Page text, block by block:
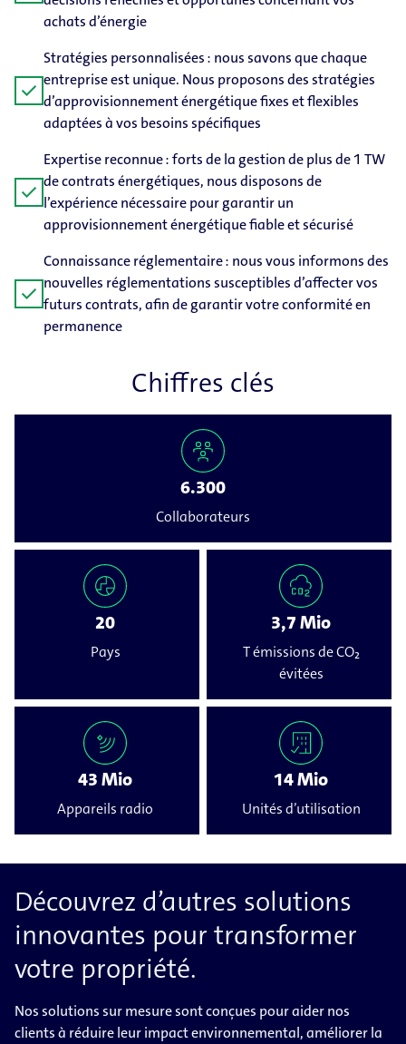
achats d’énergie
check
Stratégies personnalisées : nous savons que chaque
entreprise est unique. Nous proposons des stratégies
d’approvisionnement énergétique fixes et flexibles
adaptées à vos besoins spécifiques
check
Expertise reconnue : forts de la gestion de plus de 1 TW
de contrats énergétiques, nous disposons de
l’expérience nécessaire pour garantir un
approvisionnement énergétique fiable et sécurisé
check
Connaissance réglementaire : nous vous informons des
nouvelles réglementations susceptibles d’affecter vos
futurs contrats, afin de garantir votre conformité en
permanence
Chiffres clés
6.300
Collaborateurs
20
Pays
3,7 Mio
T émissions de CO₂
évitées
43 Mio
Appareils radio
14 Mio
Unités d’utilisation
Découvrez d’autres solutions
innovantes pour transformer
votre propriété.
Nos solutions sur mesure sont conçues pour aider nos
clients à réduire leur impact environnemental, améliorer la